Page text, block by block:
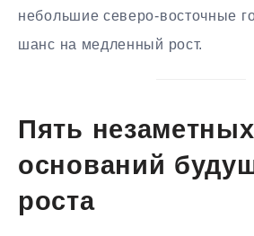
небольшие северо-восточные
шанс на медленный рост.
Пять незаметных
оснований
роста